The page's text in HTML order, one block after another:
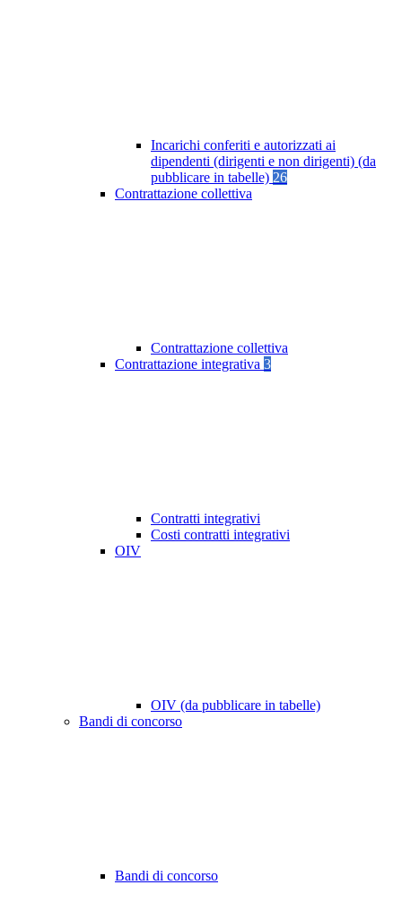
Incarichi conferiti e autorizzati ai
dipendenti (dirigenti e non dirigenti) (da
pubblicare in tabelle) 26
Contrattazione collettiva
Contrattazione collettiva
Contrattazione integrativa 3
Contratti integrativi
Costi contratti integrativi
OIV
OIV (da pubblicare in tabelle)
Bandi di concorso
Bandi di concorso